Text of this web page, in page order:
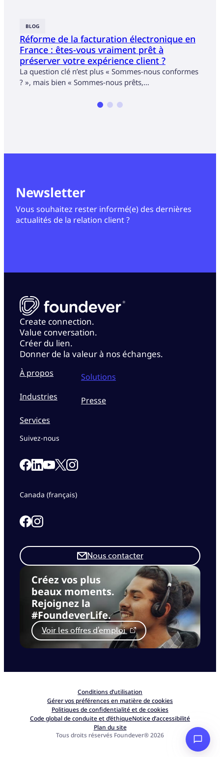
BLOG
Réforme de la facturation électronique en
France : êtes-vous vraiment prêt à
préserver votre expérience client ?
La question clé n’est plus « Sommes-nous conformes
? », mais bien « Sommes-nous prêts,…
Newsletter
Vous souhaitez rester informé(e) des dernières
actualités de la relation client ?
Create connection.
Value conversation.
Créer du lien.
Donner de la valeur à nos échanges.
À propos
Industries
Services
Solutions
Presse
Créez vos plus
beaux moments.
Rejoignez la
#FoundeverLife.
Voir les offres d’emploi
Nous contacter
Suivez-nous
Link to our Facebook page
Link to our Linkedin page
Link to our Youtube page
Link to our X page
Link to our Instagram page
Canada (français)
Link to our Facebook page
Link to our Instagram page
Conditions d’utilisation
Gérer vos préférences en matière de cookies
Politiques de confidentialité et de cookies
Code global de conduite et d’éthiqueNotice d’accessibilité
Plan du site
Tous droits réservés Foundever® 2026